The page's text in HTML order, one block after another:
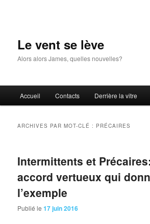
Le vent se lève
Alors alors James, quelles nouvelles?
principal
Accueil Contacts Derrière la vitre
ARCHIVES PAR MOT-CLÉ : PRÉCAIRES
Intermittents et
accord vertueux qui
l’exemple
Publié le17 juin 2016